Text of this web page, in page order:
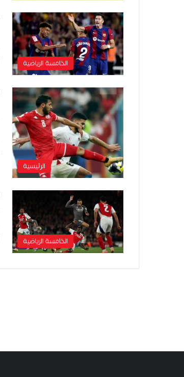
الخامسة الرياضية
الرئيسية
الخامسة الرياضية